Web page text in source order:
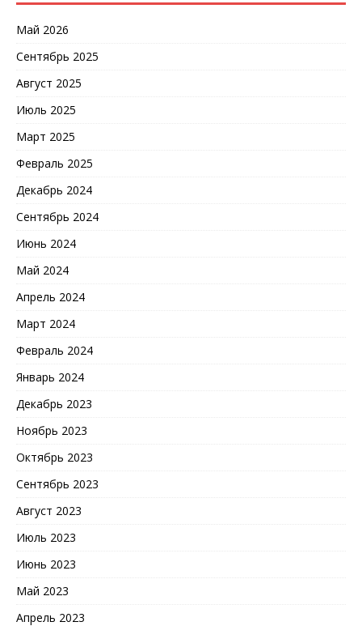
Май 2026
Сентябрь 2025
Август 2025
Июль 2025
Март 2025
Февраль 2025
Декабрь 2024
Сентябрь 2024
Июнь 2024
Май 2024
Апрель 2024
Март 2024
Февраль 2024
Январь 2024
Декабрь 2023
Ноябрь 2023
Октябрь 2023
Сентябрь 2023
Август 2023
Июль 2023
Июнь 2023
Май 2023
Апрель 2023